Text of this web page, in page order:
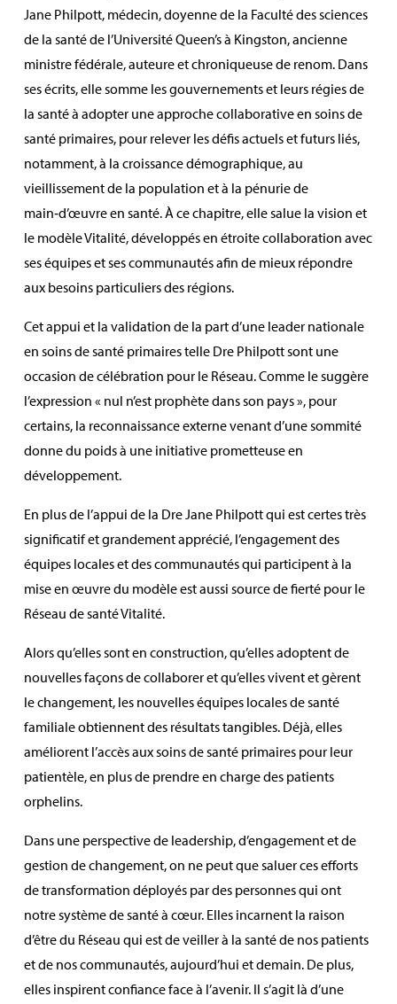
Jane Philpott, médecin, doyenne de la Faculté des sciences
de la santé de l’Université Queen’s à Kingston, ancienne
ministre fédérale, auteure et chroniqueuse de renom. Dans
ses écrits, elle somme les gouvernements et leurs régies de
la santé à adopter une approche collaborative en soins de
santé primaires, pour relever les défis actuels et futurs liés,
notamment, à la croissance démographique, au
vieillissement de la population et à la pénurie de
main‑d’œuvre en santé. À ce chapitre, elle salue la vision et
le modèle Vitalité, développés en étroite collaboration avec
ses équipes et ses communautés afin de mieux répondre
aux besoins particuliers des régions.
Cet appui et la validation de la part d’une leader nationale
en soins de santé primaires telle Dre Philpott sont une
occasion de célébration pour le Réseau. Comme le suggère
l’expression « nul n’est prophète dans son pays », pour
certains, la reconnaissance externe venant d’une sommité
donne du poids à une initiative prometteuse en
développement.
En plus de l’appui de la Dre Jane Philpott qui est certes très
significatif et grandement apprécié, l’engagement des
équipes locales et des communautés qui participent à la
mise en œuvre du modèle est aussi source de fierté pour le
Réseau de santé Vitalité.
Alors qu’elles sont en construction, qu’elles adoptent de
nouvelles façons de collaborer et qu’elles vivent et gèrent
le changement, les nouvelles équipes locales de santé
familiale obtiennent des résultats tangibles. Déjà, elles
améliorent l’accès aux soins de santé primaires pour leur
patientèle, en plus de prendre en charge des patients
orphelins.
Dans une perspective de leadership, d’engagement et de
gestion de changement, on ne peut que saluer ces efforts
de transformation déployés par des personnes qui ont
notre système de santé à cœur. Elles incarnent la raison
d’être du Réseau qui est de veiller à la santé de nos patients
et de nos communautés, aujourd’hui et demain. De plus,
elles inspirent confiance face à l’avenir. Il s’agit là d’une